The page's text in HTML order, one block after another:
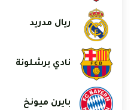
ريال مدريد
نادي برشلونة
بايرن ميونخ